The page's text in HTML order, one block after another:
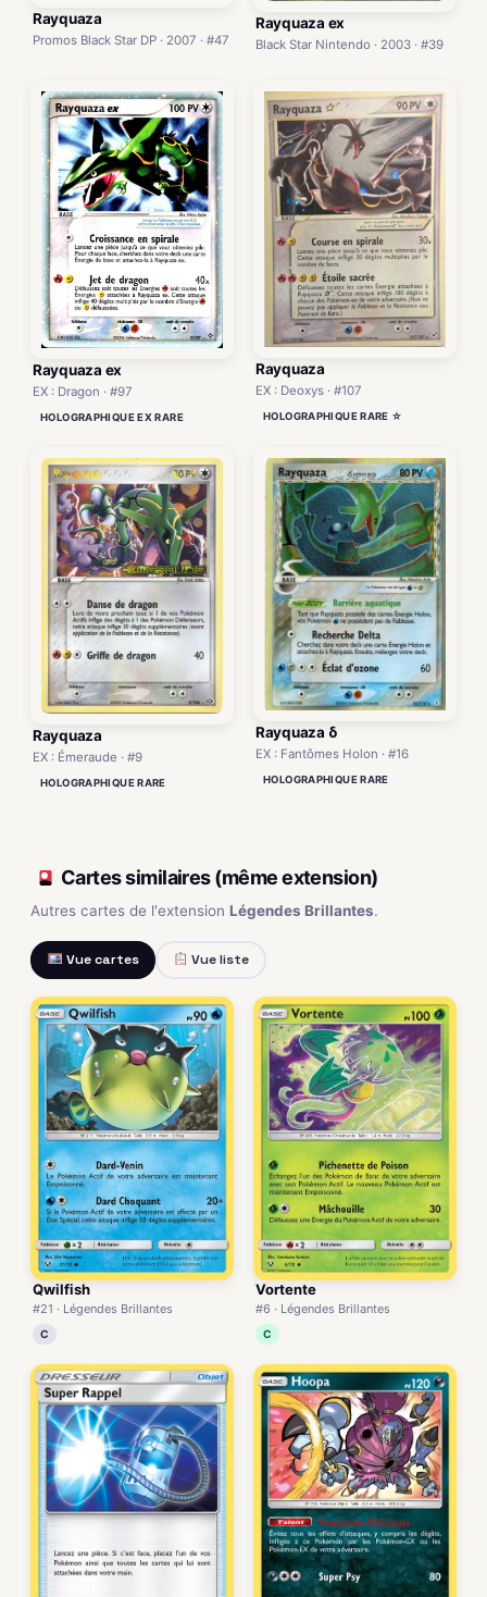
Rayquaza
Promos Black Star DP · 2007 · #47
Rayquaza ex
Black Star Nintendo · 2003 · #39
Rayquaza ex
EX : Dragon · #97
HOLOGRAPHIQUE EX RARE
Rayquaza
EX : Deoxys · #107
HOLOGRAPHIQUE RARE ☆
Rayquaza
EX : Émeraude · #9
HOLOGRAPHIQUE RARE
Rayquaza δ
EX : Fantômes Holon · #16
HOLOGRAPHIQUE RARE
Cartes similaires (même extension)
Autres cartes de l'extension Légendes Brillantes.
Vue cartes Vue liste
Qwilfish
#21 · Légendes Brillantes
C
Vortente
#6 · Légendes Brillantes
C